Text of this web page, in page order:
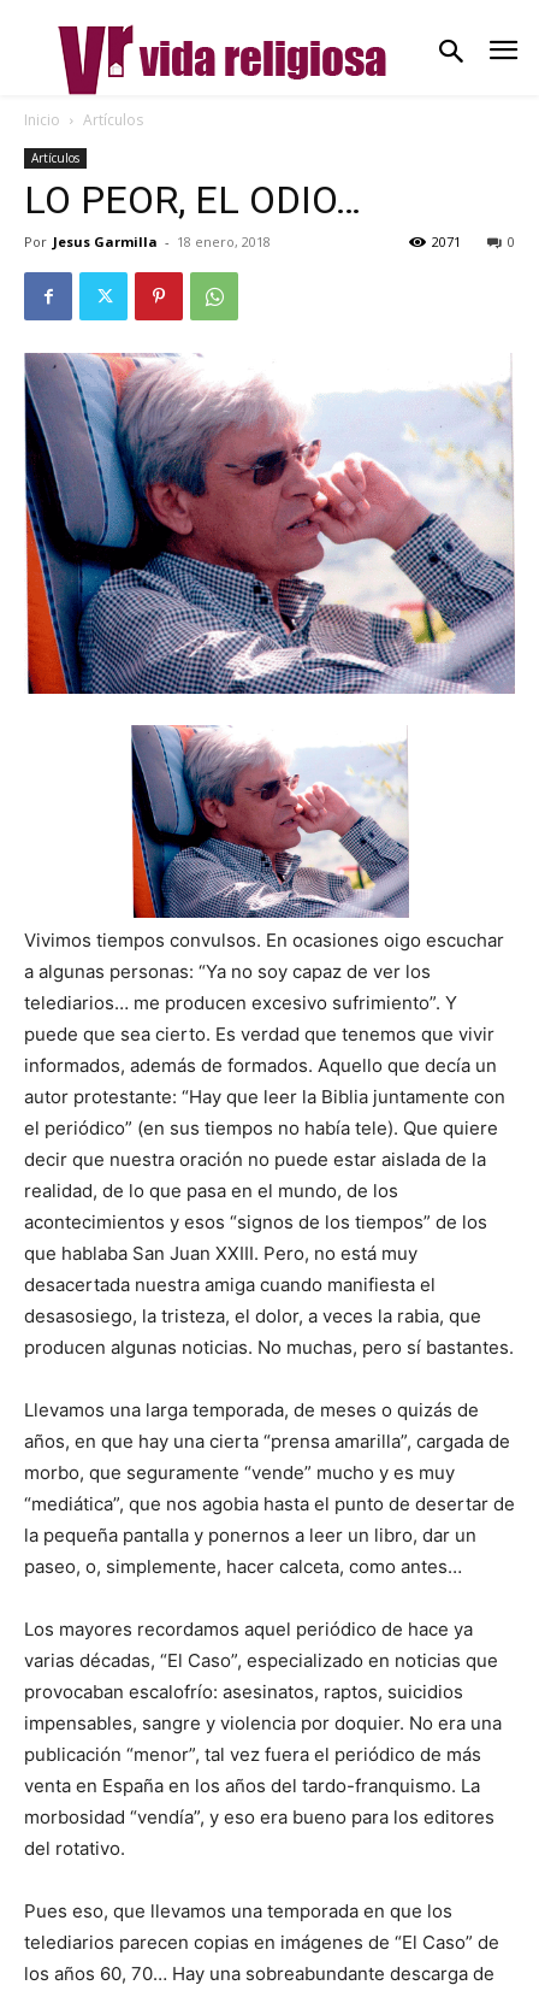
Inicio Artículos
Artículos
LO PEOR, EL ODIO…
Por Jesus Garmilla - 18 enero, 2018 0
2071
Vivimos tiempos convulsos. En ocasiones oigo escuchar
a algunas personas: “Ya no soy capaz de ver los
telediarios… me producen excesivo sufrimiento”. Y
puede que sea cierto. Es verdad que tenemos que vivir
informados, además de formados. Aquello que decía un
autor protestante: “Hay que leer la Biblia juntamente con
el periódico” (en sus tiempos no había tele). Que quiere
decir que nuestra oración no puede estar aislada de la
realidad, de lo que pasa en el mundo, de los
acontecimientos y esos “signos de los tiempos” de los
que hablaba San Juan XXIII. Pero, no está muy
desacertada nuestra amiga cuando manifiesta el
desasosiego, la tristeza, el dolor, a veces la rabia, que
producen algunas noticias. No muchas, pero sí bastantes.
Llevamos una larga temporada, de meses o quizás de
años, en que hay una cierta “prensa amarilla”, cargada de
morbo, que seguramente “vende” mucho y es muy
“mediática”, que nos agobia hasta el punto de desertar de
la pequeña pantalla y ponernos a leer un libro, dar un
paseo, o, simplemente, hacer calceta, como antes…
Los mayores recordamos aquel periódico de hace ya
varias décadas, “El Caso”, especializado en noticias que
provocaban escalofrío: asesinatos, raptos, suicidios
impensables, sangre y violencia por doquier. No era una
publicación “menor”, tal vez fuera el periódico de más
venta en España en los años del tardo-franquismo. La
morbosidad “vendía”, y eso era bueno para los editores
del rotativo.
Pues eso, que llevamos una temporada en que los
telediarios parecen copias en imágenes de “El Caso” de
los años 60, 70… Hay una sobreabundante descarga de